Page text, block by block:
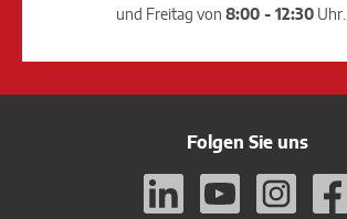
und Freitag von 8:00 - 12:30 Uhr.
Folgen Sie uns